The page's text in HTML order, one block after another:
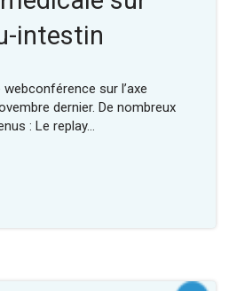
intestin
webconférence sur l’axe
dernier. De nombreux
: Le replay…